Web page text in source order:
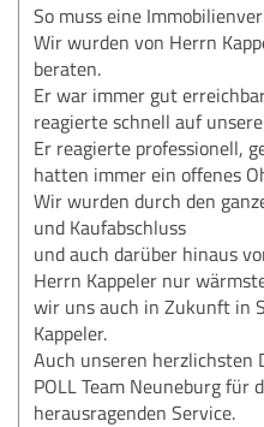
So muss eine
Wir wurden von Herrn
beraten.
Er war immer gut
reagierte schnell auf
Er reagierte professionell,
hatten immer ein offenes
Wir wurden durch den
und Kaufabschluss
und auch darüber hinaus
Herrn Kappeler nur
wir uns auch in Zukunft in
Kappeler.
Auch unseren herzlichsten
POLL Team Neuneburg für
herausragenden Service.